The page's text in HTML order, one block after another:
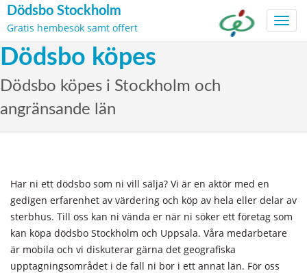
Dödsbo Stockholm
Gratis hembesök samt offert
Skip
to
content
Dödsbo köpes
Dödsbo köpes i Stockholm och
angränsande län
Har ni ett dödsbo som ni vill sälja? Vi är en aktör med en
gedigen erfarenhet av värdering och köp av hela eller delar av
sterbhus. Till oss kan ni vända er när ni söker ett företag som
kan köpa dödsbo Stockholm och Uppsala. Våra medarbetare
är mobila och vi diskuterar gärna det geografiska
upptagningsområdet i de fall ni bor i ett annat län. För oss